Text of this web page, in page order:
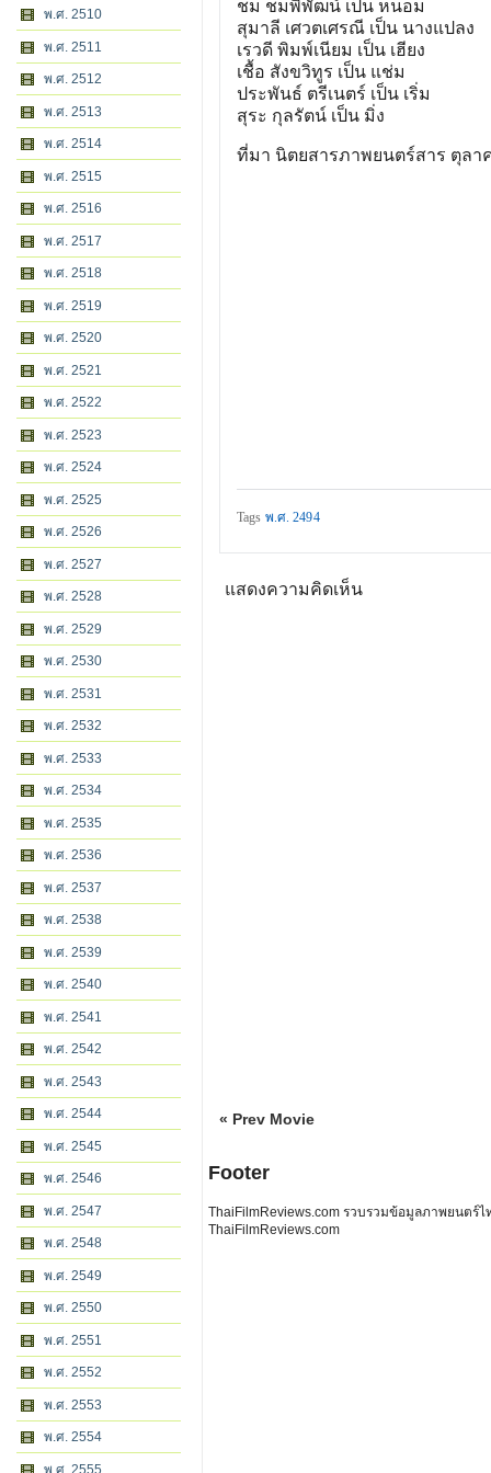
พ.ศ. 2510
พ.ศ. 2511
พ.ศ. 2512
พ.ศ. 2513
พ.ศ. 2514
พ.ศ. 2515
พ.ศ. 2516
พ.ศ. 2517
พ.ศ. 2518
พ.ศ. 2519
พ.ศ. 2520
พ.ศ. 2521
พ.ศ. 2522
พ.ศ. 2523
พ.ศ. 2524
พ.ศ. 2525
พ.ศ. 2526
พ.ศ. 2527
พ.ศ. 2528
พ.ศ. 2529
พ.ศ. 2530
พ.ศ. 2531
พ.ศ. 2532
พ.ศ. 2533
พ.ศ. 2534
พ.ศ. 2535
พ.ศ. 2536
พ.ศ. 2537
พ.ศ. 2538
พ.ศ. 2539
พ.ศ. 2540
พ.ศ. 2541
พ.ศ. 2542
พ.ศ. 2543
พ.ศ. 2544
พ.ศ. 2545
พ.ศ. 2546
พ.ศ. 2547
พ.ศ. 2548
พ.ศ. 2549
พ.ศ. 2550
พ.ศ. 2551
พ.ศ. 2552
พ.ศ. 2553
พ.ศ. 2554
พ.ศ. 2555
ชม ชมพิพัฒน์ เป็น หนอม
สุมาลี เศวตเศรณี เป็น นางแปลง
เรวดี พิมพ์เนียม เป็น เฮียง
เชื้อ สังขวิทูร เป็น แช่ม
ประพันธ์ ตรีเนตร์ เป็น เริ่ม
สุระ กุลรัตน์ เป็น มิ่ง
ที่มา นิตยสารภาพยนตร์สาร ตุลา
Tags พ.ศ. 2494
แสดงความคิดเห็น
« Prev Movie
Footer
ThaiFilmReviews.com รวบรวมข้อมูลภาพยนตร์
ThaiFilmReviews.com